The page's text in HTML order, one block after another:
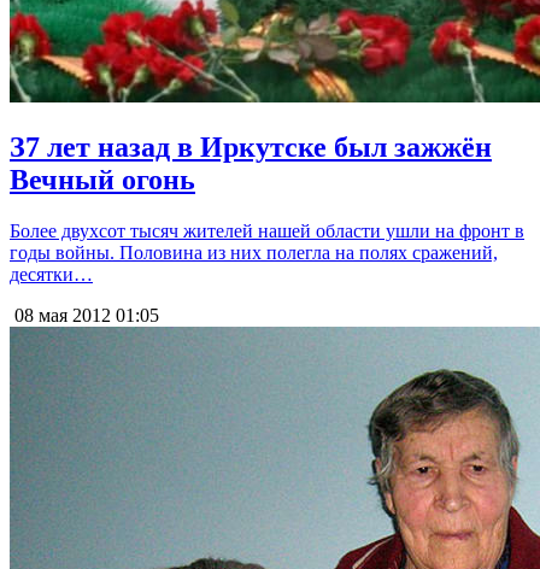
З7 лет назад в Иркутске был зажжён
Вечный огонь
Более двухсот тысяч жителей нашей области ушли на фронт в
годы войны. Половина из них полегла на полях сражений,
десятки…
08 мая 2012 01:05